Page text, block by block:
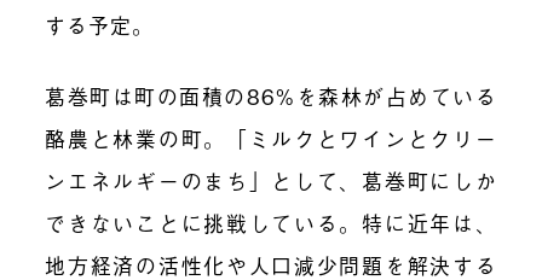
する予定。
葛巻町は町の面積の86%を森林が占めている
酪農と林業の町。「ミルクとワインとクリー
ンエネルギーのまち」として、葛巻町にしか
できないことに挑戦している。特に近年は、
地方経済の活性化や人口減少問題を解決する